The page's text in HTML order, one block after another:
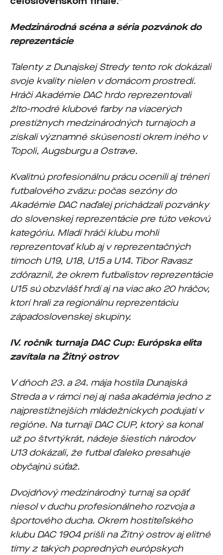
Medzinárodná scéna a séria pozvánok do
reprezentácie
Talenty z Dunajskej Stredy tento rok dokázali
svoje kvality nielen v domácom prostredí.
Hráči Akadémie DAC hrdo reprezentovali
žlto-modré klubové farby na viacerých
prestížnych medzinárodných turnajoch a
získali významné skúsenosti okrem iného v
Topoli, Augsburgu a Ostrave.
Kvalitnú profesionálnu prácu ocenili aj tréneri
futbalového zväzu: počas sezóny do
Akadémie DAC naďalej prichádzali pozvánky
do slovenskej reprezentácie pre túto vekovú
kategóriu. Mladí hráči klubu mohli
reprezentovať klub aj v reprezentačných
tímoch U19, U18, U15 a U14. Tibor Ravasz
zdôraznil, že okrem futbalistov reprezentácie
U15 sú obzvlášť hrdí aj na viac ako 20 hráčov,
ktorí hrali za regionálnu reprezentáciu
západoslovenskej skupiny.
IV. ročník turnaja DAC Cup: Európska elita
zavítala na Žitný ostrov
V dňoch 23. a 24. mája hostila Dunajská
Streda a v rámci nej aj naša akadémia jedno z
najprestížnejších mládežníckych podujatí v
regióne. Na turnaji DAC CUP, ktorý sa konal
už po štvrtýkrát, nádeje šiestich národov
U13 dokázali, že futbal ďaleko presahuje
obyčajnú súťaž.
Dvojdňový medzinárodný turnaj sa opäť
niesol v duchu profesionálneho rozvoja a
športového ducha. Okrem hostiteľského
klubu DAC 1904 prišli na Žitný ostrov aj elitné
tímy z takých popredných európskych